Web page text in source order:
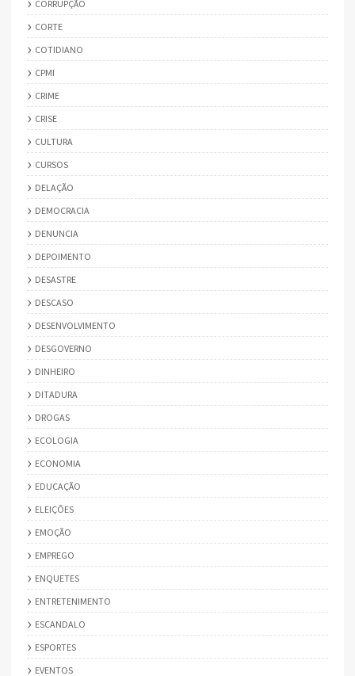
CORRUPÇÃO
CORTE
COTIDIANO
CPMI
CRIME
CRISE
CULTURA
CURSOS
DELAÇÃO
DEMOCRACIA
DENUNCIA
DEPOIMENTO
DESASTRE
DESCASO
DESENVOLVIMENTO
DESGOVERNO
DINHEIRO
DITADURA
DROGAS
ECOLOGIA
ECONOMIA
EDUCAÇÃO
ELEIÇÕES
EMOÇÃO
EMPREGO
ENQUETES
ENTRETENIMENTO
ESCANDALO
ESPORTES
EVENTOS